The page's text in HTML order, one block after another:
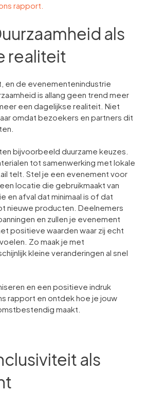
rapport.
als
realiteit
en de evenementenindustrie
is allang geen trend meer
een dagelijkse realiteit. Niet
omdat bezoekers en partners dit
bijvoorbeeld duurzame keuzes.
tot samenwerking met lokale
telt. Stel je een evenement voor
locatie die gebruikmaakt van
en afval dat minimaal is of dat
nieuwe producten. Deelnemers
en zullen je evenement
positieve waarden waar zij echt
Zo maak je met
kleine veranderingen al snel
en een positieve indruk
rapport en ontdek hoe je jouw
maakt.
als